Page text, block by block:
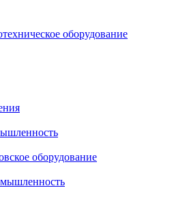
оборудование
оборудование